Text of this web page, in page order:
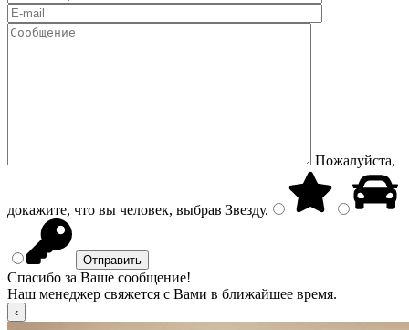
Пожалуйста,
докажите, что вы человек, выбрав Звезду.
Спасибо за Ваше сообщение!
Наш менеджер свяжется с Вами в ближайшее время.